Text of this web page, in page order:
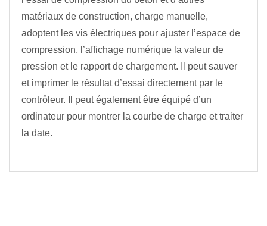
matériaux de construction, charge manuelle,
adoptent les vis électriques pour ajuster l’espace de
compression, l’affichage numérique la valeur de
pression et le rapport de chargement. Il peut sauver
et imprimer le résultat d’essai directement par le
contrôleur. Il peut également être équipé d’un
ordinateur pour montrer la courbe de charge et traiter
la date.